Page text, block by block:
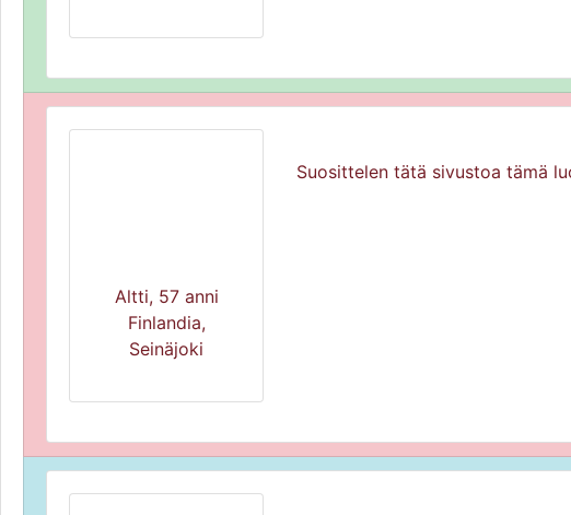
Altti, 57 anni
Finlandia,
Seinäjoki
Suosittelen tätä sivustoa tämä